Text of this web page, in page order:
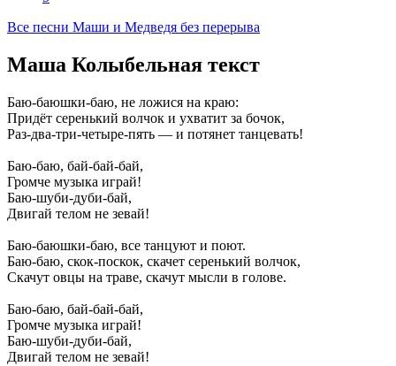
Все песни Маши и Медведя без перерыва
Маша Колыбельная текст
Баю-баюшки-баю, не ложися на краю:
Придёт серенький волчок и ухватит за бочок,
Раз-два-три-четыре-пять — и потянет танцевать!
Баю-баю, бай-бай-бай,
Громче музыка играй!
Баю-шуби-дуби-бай,
Двигай телом не зевай!
Баю-баюшки-баю, все танцуют и поют.
Баю-баю, скок-поскок, скачет серенький волчок,
Скачут овцы на траве, скачут мысли в голове.
Баю-баю, бай-бай-бай,
Громче музыка играй!
Баю-шуби-дуби-бай,
Двигай телом не зевай!